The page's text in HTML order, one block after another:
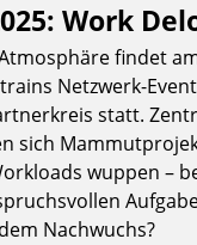
Work
findet
Netzwerk-
statt.
sich
wuppen –
Nachwuchs?